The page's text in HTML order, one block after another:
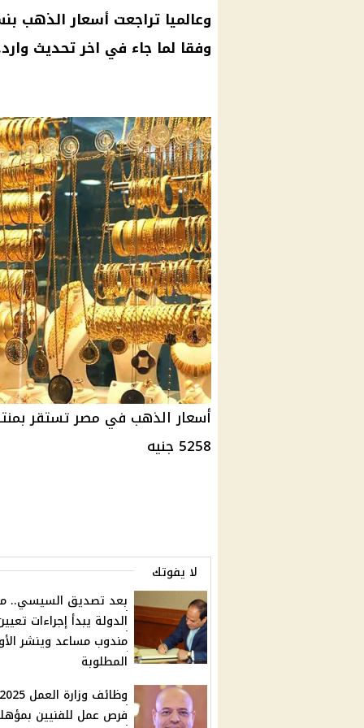
وعالميا تراجعت أسعار الذهب بنسبة
وفقا لما جاء في اخر تحديث
5258 جنيه
لا يفوتك
بعد تصديق السيسي..
مندوب مساعد وينشر
المطلوبة
فرص عمل للفنيين